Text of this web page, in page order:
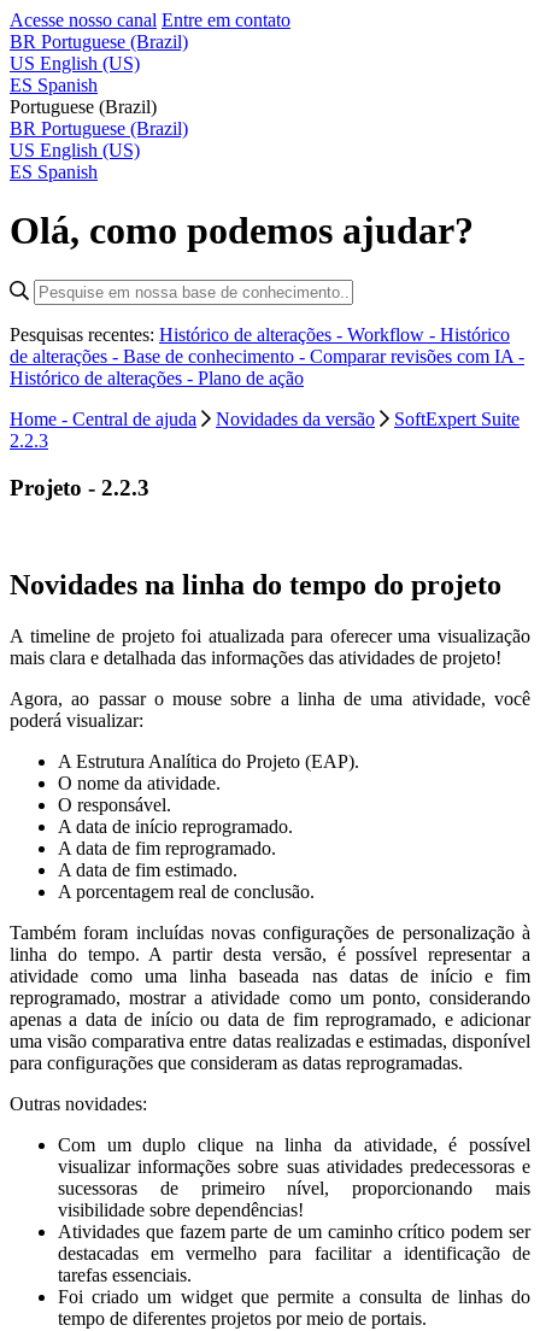
Acesse nosso canal Entre em contato
BR Portuguese (Brazil)
US English (US)
ES Spanish
Portuguese (Brazil)
BR Portuguese (Brazil)
US English (US)
ES Spanish
Olá, como podemos ajudar?
Pesquisas recentes: Histórico de alterações - Workflow - Histórico
de alterações - Base de conhecimento - Comparar revisões com IA -
Histórico de alterações - Plano de ação
Home - Central de ajuda
Novidades da versão
SoftExpert Suite
2.2.3
Projeto - 2.2.3
Novidades na linha do tempo do projeto
A timeline de projeto foi atualizada para oferecer uma visualização
mais clara e detalhada das informações das atividades de projeto!
Agora, ao passar o mouse sobre a linha de uma atividade, você
poderá visualizar:
A Estrutura Analítica do Projeto (EAP).
O nome da atividade.
O responsável.
A data de início reprogramado.
A data de fim reprogramado.
A data de fim estimado.
A porcentagem real de conclusão.
Também foram incluídas novas configurações de personalização à
linha do tempo. A partir desta versão, é possível representar a
atividade como uma linha baseada nas datas de início e fim
reprogramado, mostrar a atividade como um ponto, considerando
apenas a data de início ou data de fim reprogramado, e adicionar
uma visão comparativa entre datas realizadas e estimadas, disponível
para configurações que consideram as datas reprogramadas.
Outras novidades:
Com um duplo clique na linha da atividade, é possível
visualizar informações sobre suas atividades predecessoras e
sucessoras de primeiro nível, proporcionando mais
visibilidade sobre dependências!
Atividades que fazem parte de um caminho crítico podem ser
destacadas em vermelho para facilitar a identificação de
tarefas essenciais.
Foi criado um widget que permite a consulta de linhas do
tempo de diferentes projetos por meio de portais.